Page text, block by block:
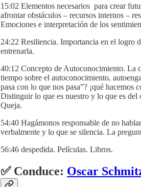
15:02 Elementos necesarios para crear
afrontar obstáculos – recursos internos –
Emociones e interpretación de los
24:22 Resiliencia. Importancia en el logro
entrenarla.
40:12 Concepto de Autoconocimiento. La
tiempo sobre el autoconocimiento,
pasa con lo que nos pasa”? ¡qué hacemos
Distinguir lo que es nuestro y lo que es
Queja.
54:40 Hagámonos responsable de no
verbalmente y lo que se silencia. La
56:46 despedida. Películas. Libros.
✅ Conduce: Oscar